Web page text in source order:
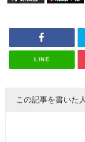
ズ絶賛販売
ざわつかせ
「ラヴィッ
スタジオ出
LINE
この記事を書いた人